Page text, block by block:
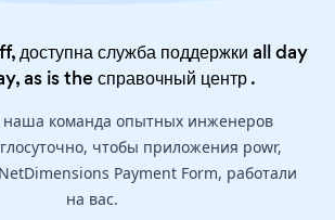
доступна служба поддержки all day
as is theсправочный центр.
наша команда опытных инженеров
чтобы приложения powr,
Payment Form, работали
на вас.